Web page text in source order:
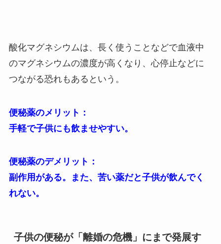
酸化マグネシウムは、長く使うことなどで血液中
のマグネシウムの濃度が高くなり、心停止などに
つながる恐れもあるという。
便秘薬のメリット：
手軽で子供にも飲ませやすい。
便秘薬のデメリット：
副作用がある。また、苦い薬だと子供が飲んでく
れない。
子供の便秘が「離婚の危機」にまで発展す